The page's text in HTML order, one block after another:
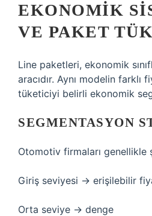
EKONOMIK
VE PAKET
Line paketleri, ekonomik
aracıdır. Aynı modelin farklı
tüketiciyi belirli ekonomik
SEGMENTASYON
Otomotiv firmaları genellikle
Giriş seviyesi → erişilebilir
Orta seviye → denge